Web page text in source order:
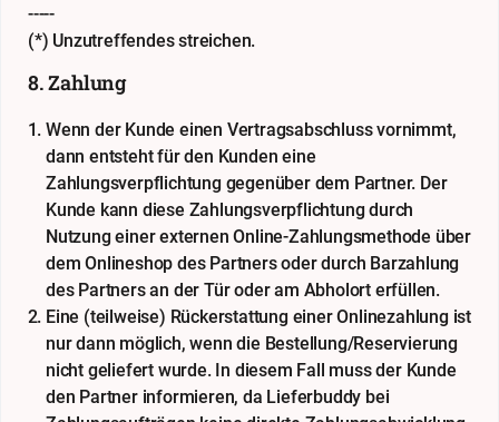
-----
(*) Unzutreffendes streichen.
8. Zahlung
Wenn der Kunde einen Vertragsabschluss vornimmt,
dann entsteht für den Kunden eine
Zahlungsverpflichtung gegenüber dem Partner. Der
Kunde kann diese Zahlungsverpflichtung durch
Nutzung einer externen Online-Zahlungsmethode über
dem Onlineshop des Partners oder durch Barzahlung
des Partners an der Tür oder am Abholort erfüllen.
Eine (teilweise) Rückerstattung einer Onlinezahlung ist
nur dann möglich, wenn die Bestellung/Reservierung
nicht geliefert wurde. In diesem Fall muss der Kunde
den Partner informieren, da Lieferbuddy bei